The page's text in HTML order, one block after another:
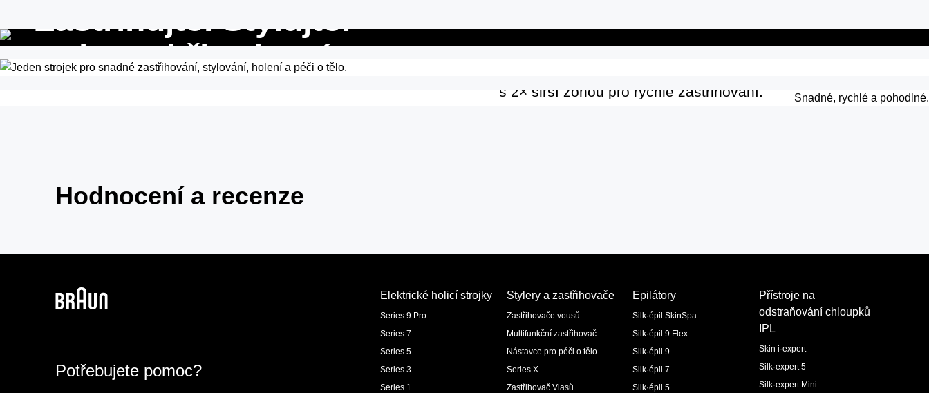
Zastřihujte. Stylujte.
Holte. S břity, které
4D blade
s 2× širší zónou pro rychlé zastřihování. Snadné, rychlé a pohodlné.
Hodnocení a recenze
Potřebujete pomoc?
Elektrické holicí strojky
Series 9 Pro
Series 7
Series 5
Series 3
Series 1
Stylery a zastřihovače
Zastřihovače vousů
Multifunkční zastřihovač
Nástavce pro péči o tělo
Series X
Zastřihovač Vlasů
Epilátory
Silk·épil SkinSpa
Silk·épil 9 Flex
Silk·épil 9
Silk·épil 7
Silk·épil 5
Přístroje na
odstraňování chloupků
IPL
Skin i·expert
Silk·expert 5
Silk·expert Mini